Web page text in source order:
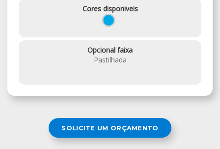
Cores disponiveis
Opcional faixa
Pastilhada
SOLICITE UM ORÇAMENTO